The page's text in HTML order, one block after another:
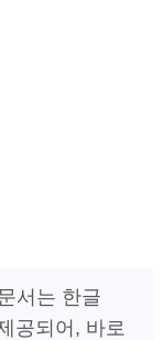
서는 한글
공되어, 바로